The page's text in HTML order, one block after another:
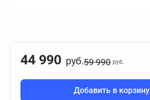
44 990 руб.59 990 руб.
Добавить в корзину